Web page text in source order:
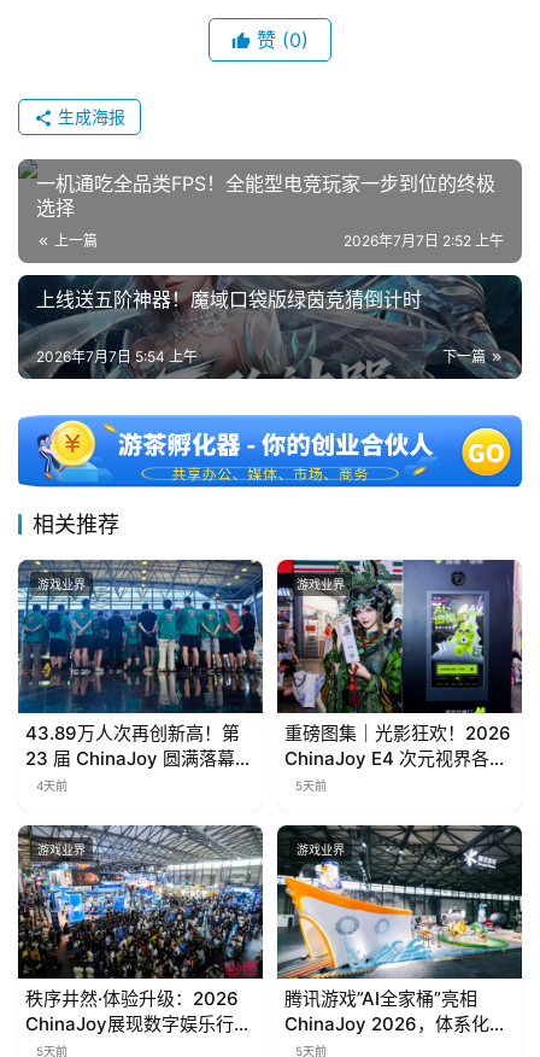
赞 (0)
生成海报
一机通吃全品类FPS！全能型电竞玩家一步到位的终极
选择
上一篇 2026年7月7日 2:52 上午
上线送五阶神器！魔域口袋版绿茵竞猜倒计时
下一篇
2026年7月7日 5:54 上午
相关推荐
游戏业界
43.89万人次再创新高！第
23 届 ChinaJoy 圆满落幕：
感谢有你，共赴这场“与 AI
4天前
游戏业界
重磅图集｜光影狂欢！2026
ChinaJoy E4 次元视界各大
影像品牌亮点合集
5天前
游戏业界
秩序井然·体验升级：2026
ChinaJoy展现数字娱乐行业
高质量发展新风貌
5天前
游戏业界
腾讯游戏”AI全家桶”亮相
ChinaJoy 2026，体系化探
索为玩家创造前沿体验
5天前